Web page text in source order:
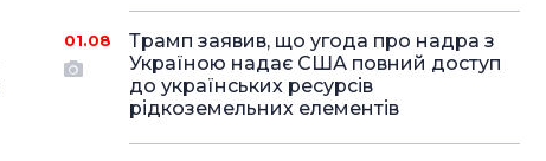
01.08
Трамп заявив, що угода про надра з
Україною надає США повний доступ
до українських ресурсів
рідкоземельних елементів